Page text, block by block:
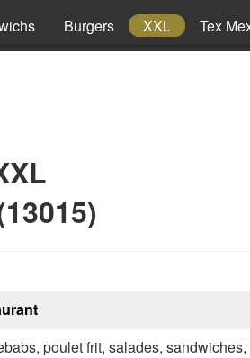
Burgers XXL Tex
poulet frit, salades,